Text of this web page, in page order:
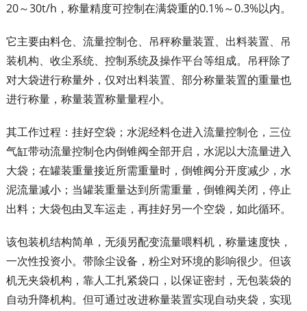
20～30t/h，称量精度可控制在满袋重的0.1%～0.3%以内。
它主要由料仓、流量控制仓、吊秤称量装置、出料装置、吊
装机构、收尘系统、控制系统及操作平台等组成。吊秤除了
对大袋进行称量外，仅对出料装置、部分称量装置的重量也
进行称量，称量装置称量量程小。
其工作过程：挂好空袋；水泥经料仓进入流量控制仓，三位
气缸带动流量控制仓内倒锥阀全部开启，水泥以大流量进入
大袋；在罐装重量接近所需重量时，倒锥阀分开度减少，水
泥流量减小；当罐装重量达到所需重量，倒锥阀关闭，停止
出料；大袋包由叉车运走，再挂好另一个空袋，如此循环。
该包装机结构简单，无须另配变流量喂料机，称量速度快，
一次性投资小。带除尘设备，粉尘对环境的影响很少。但该
机无夹袋机构，靠人工扎紧袋口，以保证密封，无包装袋的
自动升降机构。但可通过改进称量装置实现自动夹袋，实现